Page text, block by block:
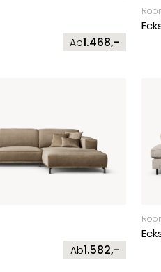
Ab1.468,-
Ab1.582,-